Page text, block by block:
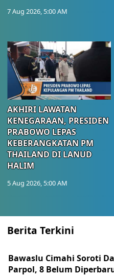
7 Aug 2026, 5:00 AM
AKHIRI LAWATAN
KENEGARAAN, PRESIDEN
PRABOWO LEPAS
KEBERANGKATAN PM
THAILAND DI LANUD
HALIM
5 Aug 2026, 5:00 AM
Berita Terkini
Bawaslu Cimahi Soroti
Parpol, 8 Belum